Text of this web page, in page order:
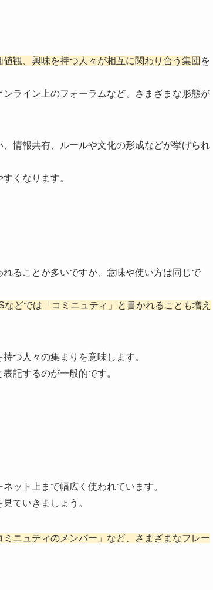
値観、興味を持つ人々が相互に関わり合う集団 を
ライン上のフォーラムなど、さまざまな形態が
情報共有、ルールや文化の形成などが挙げられ
くなります。
ることが多いですが、意味や使い方は同じで
どでは「コミニュティ」と書かれることも増え
つ人々の集まりを意味します。
記するのが一般的です。
ット上まで幅広く使われています。
ていきましょう。
ニュティのメンバー」など、さまざまなフレー